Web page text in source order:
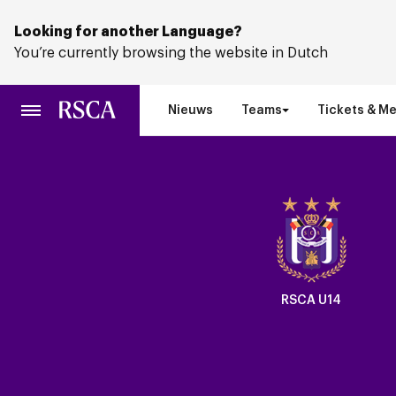
naar
hoofdinhoud
Looking for another Language?
You’re currently browsing the website in Dutch
Nieuws Teams Tickets &
Crest
Dark
RSCA U14